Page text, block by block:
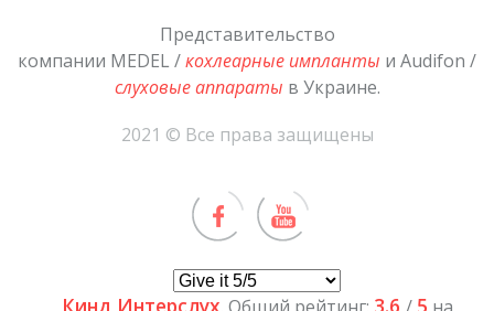
Представительство
компании MEDEL /кохлеарные импланты и Audifon /
слуховые аппараты в Украине.
2021 © Все права защищены